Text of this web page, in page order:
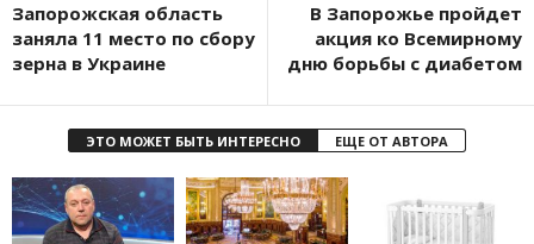
Запорожская область
заняла 11 место по сбору
зерна в Украине
В Запорожье пройдет
акция ко Всемирному
дню борьбы с диабетом
ЭТО МОЖЕТ БЫТЬ ИНТЕРЕСНО ЕЩЕ ОТ АВТОРА